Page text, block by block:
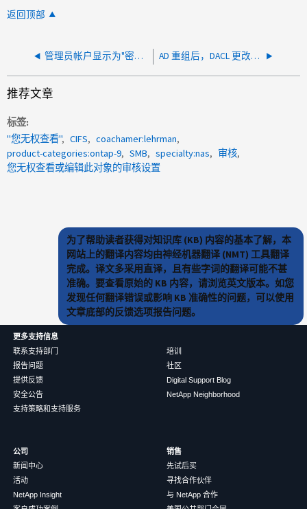
返回顶部
管理员帐户显示为"密码必须更改"状态 AD 重组后，DACL 更改为 SID，导致访问被拒绝
推荐文章
标签
"您无权查看"
CIFS
coachamer:lehrman
product-categories:ontap-9
SMB specialty:nas
审核
您无权查看或编辑此对象的审核设置
为了帮助读者获得对知识库 (KB) 内容的基本了解，本
网站上的翻译内容均由神经机器翻译 (NMT) 工具翻译
完成。译文多采用直译，且有些字词的翻译可能不甚
准确。要查看原始的 KB 内容，请浏览英文版本。如您
发现任何翻译错误或影响 KB 准确性的问题，可以使用
文章底部的反馈选项报告问题。
更多支持信息
联系支持部门
报告问题
提供反馈
安全公告
支持策略和支持服务
培训
社区
Digital Support Blog
NetApp Neighborhood
公司
新闻中心
活动
NetApp Insight
销售
先试后买
寻找合作伙伴
与 NetApp 合作